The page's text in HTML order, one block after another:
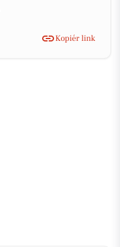
Kopiér link